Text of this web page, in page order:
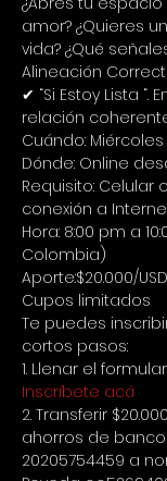
amor? ¿Quieres
vida? ¿Qué
Alineación
✔ “Si Estoy Lista
relación
Cuándo: Miércoles
Dónde: Online
Requisito:
conexión a
Hora: 8:00 pm a
Colombia)
Aporte:$20.000/
Cupos limitados
Te puedes
cortos pasos:
1. Llenar el
Inscríbete acá
2. Transferir
ahorros de
20205754459 a